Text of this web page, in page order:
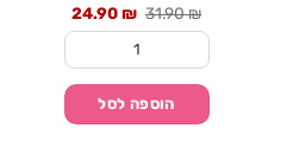
31.90₪
מחיר
קודם
היה:
31.90 ₪.
24.90₪
מחיר
נוכחי:
24.90 ₪.
כמות של סט 24 צלחות פרמיום מעוטרות מפלסטיק - שקוף
הוספה לסל